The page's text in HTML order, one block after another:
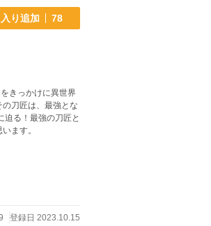
り追加 78
きっかけに異世界
刀匠は、最強とな
迫る！最強の刀匠と
ます。
登録日 2023.10.15